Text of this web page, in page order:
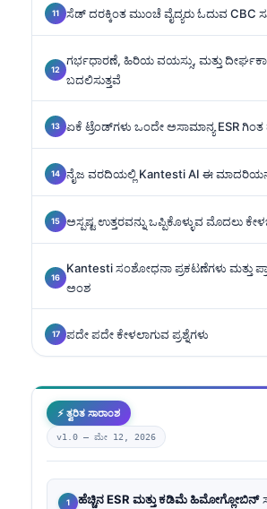
ಸೆಡ್ ದರಕ್ಕಿಂತ ಮುಂಚೆ ವೈದ್ಯರು ಓದುವ CBC
ಗರ್ಭಧಾರಣೆ, ಹಿರಿಯ ವಯಸ್ಸು, ಮತ್ತು
ಬದಲಿಸುತ್ತವೆ
ಏಕೆ ಟ್ರೆಂಡ್‌ಗಳು ಒಂದೇ ಅಸಾಮಾನ್ಯ ESR ಗಿಂತ
ನೈಜ ವರದಿಯಲ್ಲಿ Kantesti AI ಈ
ಅಸ್ಪಷ್ಟ ಉತ್ತರವನ್ನು ಒಪ್ಪಿಕೊಳ್ಳುವ ಮೊದಲು
Kantesti ಸಂಶೋಧನಾ ಪ್ರಕಟಣೆಗಳು ಮತ್ತು
ಅಂಶ
ಪದೇ ಪದೇ ಕೇಳಲಾಗುವ ಪ್ರಶ್ನೆಗಳು
⚡ ತ್ವರಿತ ಸಾರಾಂಶ
v1.0 — ಮೇ 12, 2026
ಹೆಚ್ಚಿನ ESR ಮತ್ತು ಕಡಿಮೆ ಹಿಮೋಗ್ಲೋಬಿನ್